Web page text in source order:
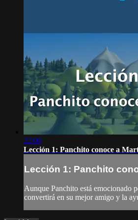
22:00
Lección 1: Panchito conoce a
Lección 1: Panchito
Aunque Panchito está emocionado
convertirá en su mejor amigo y la